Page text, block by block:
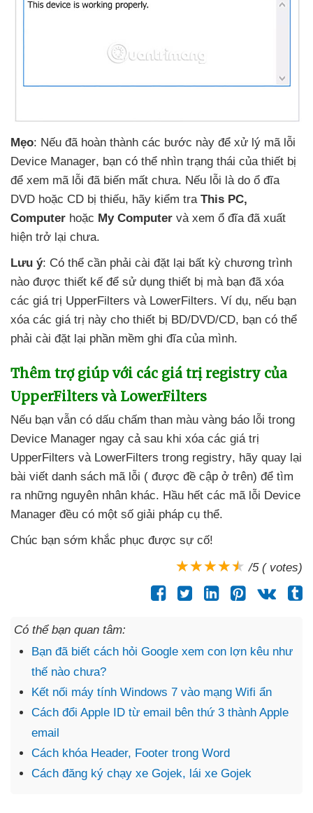
Mẹo: Nếu đã hoàn thành các bước này để xử lý mã lỗi
Device Manager, bạn có thể nhìn trạng thái của thiết bị
để xem mã lỗi đã biến mất chưa. Nếu lỗi là do ổ đĩa
DVD hoặc CD bị thiếu, hãy kiểm tra This PC,
Computer hoặc My Computer và xem ổ đĩa đã xuất
hiện trở lại chưa.
Lưu ý: Có thể cần phải cài đặt lại bất kỳ chương trình
nào được thiết kế để sử dụng thiết bị mà bạn đã xóa
các giá trị UpperFilters và LowerFilters. Ví dụ, nếu bạn
xóa các giá trị này cho thiết bị BD/DVD/CD, bạn có thể
phải cài đặt lại phần mềm ghi đĩa của mình.
Thêm trợ giúp với các giá trị registry của
UpperFilters và LowerFilters
Nếu bạn vẫn có dấu chấm than màu vàng báo lỗi trong
Device Manager ngay cả sau khi xóa các giá trị
UpperFilters và LowerFilters trong registry, hãy quay lại
bài viết danh sách mã lỗi ( được đề cập ở trên) để tìm
ra những nguyên nhân khác. Hầu hết các mã lỗi Device
Manager đều có một số giải pháp cụ thể.
Chúc bạn sớm khắc phục được sự cố!
/5 ( votes)
Có thể bạn quan tâm:
Bạn đã biết cách hỏi Google xem con lợn kêu như
thế nào chưa?
Kết nối máy tính Windows 7 vào mạng Wifi ẩn
Cách đổi Apple ID từ email bên thứ 3 thành Apple
email
Cách khóa Header, Footer trong Word
Cách đăng ký chạy xe Gojek, lái xe Gojek